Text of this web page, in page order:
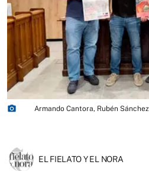
photo_camera
Armando Cantora, Rubén
EL FIELATO Y EL NORA